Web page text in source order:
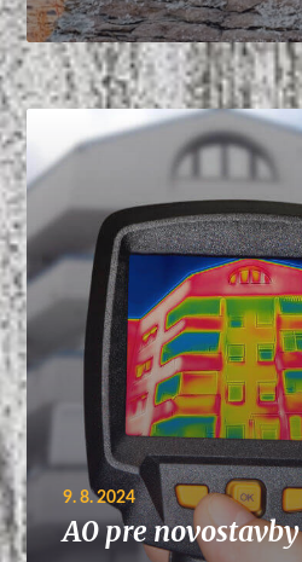
9. 8. 2024
A0 pre novostavby